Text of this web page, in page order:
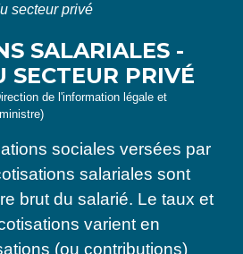
secteur privé
SALARIALES -
SECTEUR PRIVÉ
de l'information légale et
sociales versées par
salariales sont
brut du salarié. Le taux et
varient en
(ou contributions)